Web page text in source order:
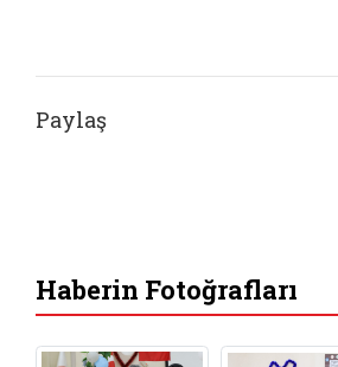
Paylaş
Haberin Fotoğrafları